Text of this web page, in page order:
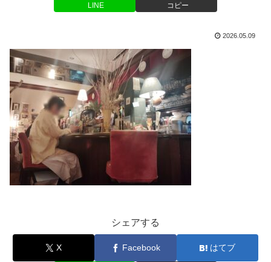
LINE コピー
2026.05.09
シェアする
X Facebook はてブ